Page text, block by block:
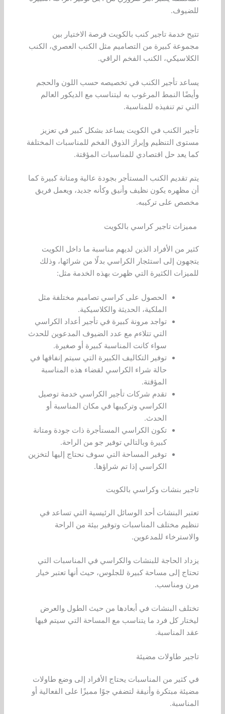
للضيوف.
تتيح خدمة تاجير كنب بالكويت فرصة الاختيار بين
مجموعة كبيرة من التصاميم مثل الكنب العصري، الكنب
الكلاسيكي، الكنب الفخم الراقي.
يساعد تأجير الكنب في تخصيصه حسب اللون والحجم
وأيضًا النمط المرغوب به ليتناسب مع الديكور العالم
التي تم تنفيذه للمناسبة.
تأجير الكنب في الكويت يساعد بشكل كبير في تعزيز
مستوى التنظيم وإبراز الذوق الفخم للمناسبات المختلفة
كما يعد حل اقتصادي للمناسبات المؤقتة.
يتم تقديم الكنب المستأجر بجودة عالية ومتانة كبيرة كما
أن مظهره يكون نظيف وأنيق وكأنه جديد، ويعمل فريق
مخصص على تركيبه.
مميزات تاجير كراسي بالكويت
كثير من الأفراد الذين لديهم مناسبة ما داخل الكويت
يتجهون إلى استئجار الكراسي بدلًا من شرائها، وذلك
للميزات الكثيرة التي ظهرت بهذه الخدمة مثل:
الحصول على كراسي تصاميم مختلفة مثل
الملكية، الحديثة والكلاسيكية.
تواجد مرونة كبيرة في تأجير أعداد الكراسي
التي تتلاءم مع عدد الضيوف المدعوين للحدث
سواء كانت المناسبة كبيرة أو صغيرة.
توفير التكاليف الكبيرة التي سيتم إنفاقها في
حالة شراء الكراسي لقضاء هذه المناسبة
المؤقتة.
تقدم شركات تأجير الكراسي خدمة توصيل
الكراسي وتركيبها في مكان المناسبة أو
الحدث.
تكون الكراسي المستأجرة ذات جودة ومتانة
كبيرة وبالتالي توفير جو من الراحة.
توفير المساحة التي سوف نحتاج إليها لتخزين
الكراسي إذا تم شراؤها.
تاجير بنشات وكراسي بالكويت
تعتبر البنشات أحد الوسائل الرئيسية التي تساعد في
تنظيم مختلف المناسبات وتوفير بيئة من الراحة
والاسترخاء للمدعوين.
يزداد الحاجة للبنشات والكراسي في المناسبات التي
تحتاج إلى مساحة كبيرة للجلوس، حيث أنها تعتبر خيار
مرن ومناسب.
تختلف البنشات في أبعادها من حيث الطول والعرض
ليختار كل فرد ما يتناسب مع المساحة التي سيتم فيها
عقد المناسبة.
تاجير طاولات مضيئة
في كثير من المناسبات يحتاج الأفراد إلى وضع طاولات
مضيئة مبتكرة وأنيقة لتضفي جوًا مميزًا على الفعالية أو
المناسبة.